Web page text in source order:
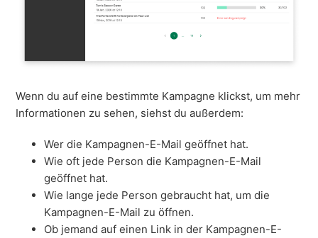
Wenn du auf eine bestimmte Kampagne klickst, um mehr
Informationen zu sehen, siehst du außerdem:
Wer die Kampagnen-E-Mail geöffnet hat.
Wie oft jede Person die Kampagnen-E-Mail
geöffnet hat.
Wie lange jede Person gebraucht hat, um die
Kampagnen-E-Mail zu öffnen.
Ob jemand auf einen Link in der Kampagnen-E-